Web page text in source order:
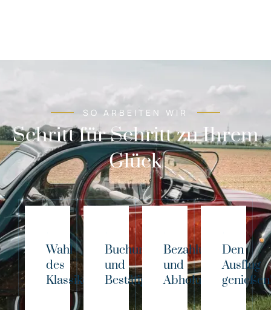
SO ARBEITEN WIR
Schritt für Schritt zu Ihrem
Glück
Wahl
des
Klassikers!
Buchung
und
Bestätigung
Bezahlung
und
Abholung
Den
Ausflug